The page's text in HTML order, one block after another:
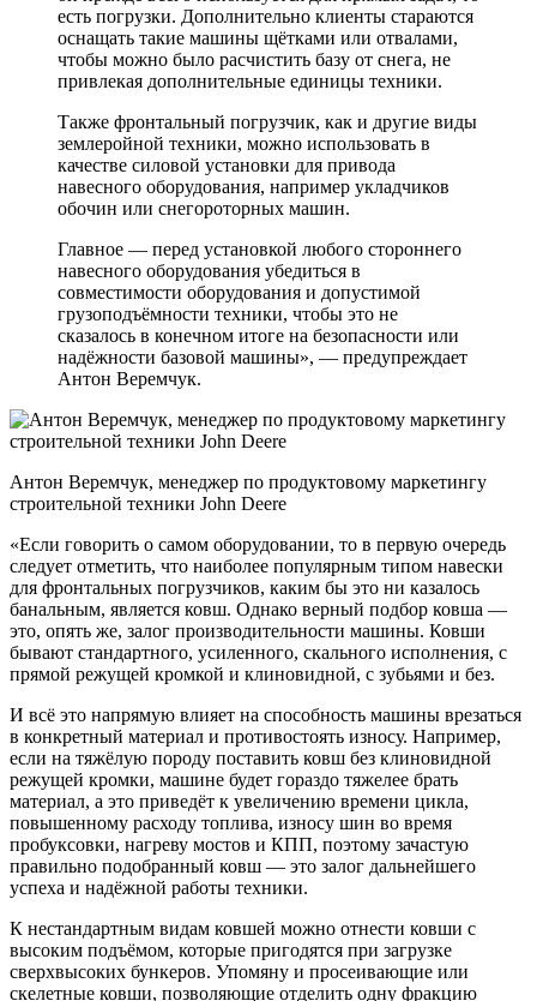
есть погрузки. Дополнительно клиенты стараются
оснащать такие машины щётками или отвалами,
чтобы можно было расчистить базу от снега, не
привлекая дополнительные единицы техники.
Также фронтальный погрузчик, как и другие виды
землеройной техники, можно использовать в
качестве силовой установки для привода
навесного оборудования, например укладчиков
обочин или снегороторных машин.
Главное — перед установкой любого стороннего
навесного оборудования убедиться в
совместимости оборудования и допустимой
грузоподъёмности техники, чтобы это не
сказалось в конечном итоге на безопасности или
надёжности базовой машины», — предупреждает
Антон Веремчук.
Антон Веремчук, менеджер по продуктовому маркетингу
строительной техники John Deere
«Если говорить о самом оборудовании, то в первую очередь
следует отметить, что наиболее популярным типом навески
для фронтальных погрузчиков, каким бы это ни казалось
банальным, является ковш. Однако верный подбор ковша —
это, опять же, залог производительности машины. Ковши
бывают стандартного, усиленного, скального исполнения, с
прямой режущей кромкой и клиновидной, с зубьями и без.
И всё это напрямую влияет на способность машины врезаться
в конкретный материал и противостоять износу. Например,
если на тяжёлую породу поставить ковш без клиновидной
режущей кромки, машине будет гораздо тяжелее брать
материал, а это приведёт к увеличению времени цикла,
повышенному расходу топлива, износу шин во время
пробуксовки, нагреву мостов и КПП, поэтому зачастую
правильно подобранный ковш — это залог дальнейшего
успеха и надёжной работы техники.
К нестандартным видам ковшей можно отнести ковши с
высоким подъёмом, которые пригодятся при загрузке
сверхвысоких бункеров. Упомяну и просеивающие или
скелетные ковши, позволяющие отделить одну фракцию